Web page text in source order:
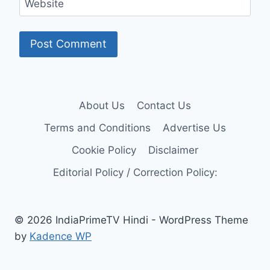
Website
About Us
Contact Us
Terms and Conditions
Advertise Us
Cookie Policy
Disclaimer
Editorial Policy / Correction Policy:
© 2026 IndiaPrimeTV Hindi - WordPress Theme
by Kadence WP